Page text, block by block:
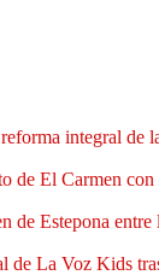
integral de
de El Carmen
de Estepona entre
de La Voz Kids